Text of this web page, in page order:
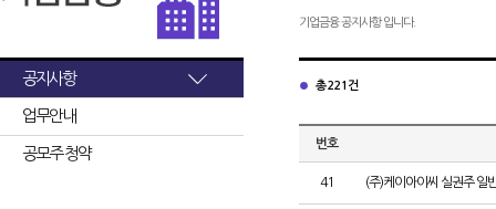
공지사항
업무안내
공모주 청약
기업금융 공지사항 입니다.
총 221건
번호
41 (주)케이아이씨 실권주 일